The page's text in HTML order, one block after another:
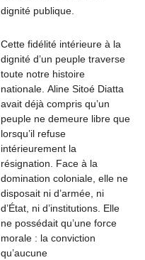
dignité publique.
Cette fidélité intérieure à la
dignité d’un peuple traverse
toute notre histoire
nationale. Aline Sitoé Diatta
avait déjà compris qu’un
peuple ne demeure libre que
lorsqu’il refuse
intérieurement la
résignation. Face à la
domination coloniale, elle ne
disposait ni d’armée, ni
d’État, ni d’institutions. Elle
ne possédait qu’une force
morale : la conviction
qu’aucune